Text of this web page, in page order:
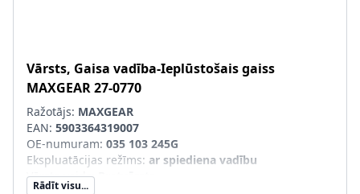
Vārsts, Gaisa vadība-Ieplūstošais gaiss
MAXGEAR27-0770
Ražotājs: MAXGEAR
EAN: 5903364319007
OE-numuram: 035 103 245G
Ekspluatācijas režīms: ar spiediena vadību
Vārsta veids:
Rādīt visu...